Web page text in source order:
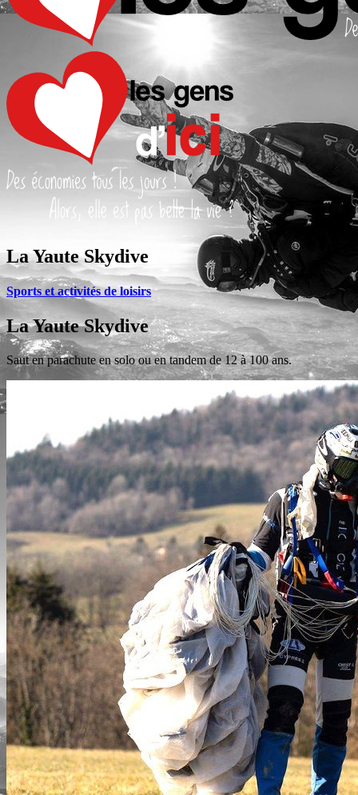
La Yaute Skydive
Sports et activités de loisirs
La Yaute Skydive
Saut en parachute en solo ou en tandem de 12 à 100 ans.